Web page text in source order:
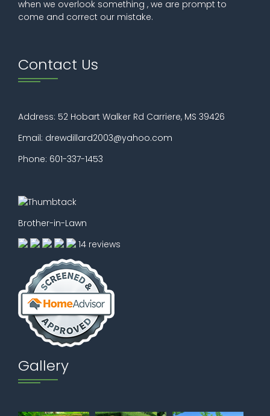
when we overlook something , we are prompt to
come and correct our mistake.
Contact Us
Address: 52 Hobart Walker Rd Carriere, MS 39426
Email: drewdillard2003@yahoo.com
Phone: 601-337-1453
Brother-in-Lawn
14 reviews
Gallery